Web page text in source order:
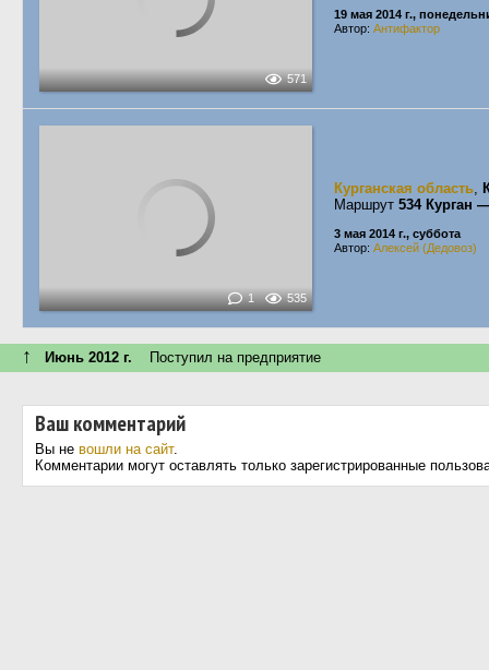
571
19 мая 2014 г.,
Автор: Антифактор
1 535
Курганская область,
Маршрут 534 Курган
3 мая 2014 г., суббота
Автор: Алексей (Дедовоз)
↑ Июнь 2012 г. Поступил на предприятие
Ваш комментарий
Вы не вошли на сайт.
Комментарии могут оставлять только зарегистрированные